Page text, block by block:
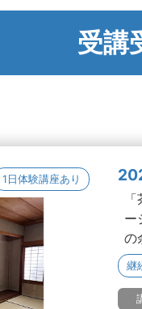
受講
1日体験講座あり
ー
の
継